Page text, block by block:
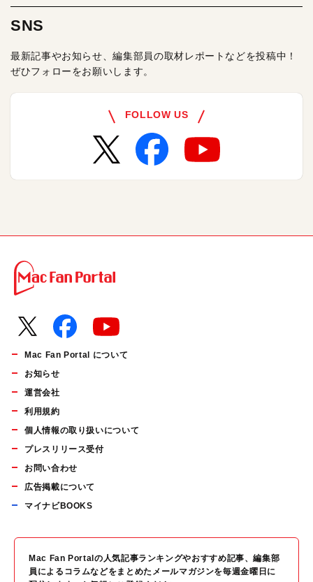
SNS
最新記事やお知らせ、編集部員の取材レポートなどを投稿中！
ぜひフォローをお願いします。
FOLLOW US
Mac Fan Portal について
お知らせ
運営会社
利用規約
個人情報の取り扱いについて
プレスリリース受付
お問い合わせ
広告掲載について
マイナビBOOKS
Mac Fan Portalの人気記事ランキングやおすすめ記事、編集部
員によるコラムなどをまとめたメールマガジンを毎週金曜日に